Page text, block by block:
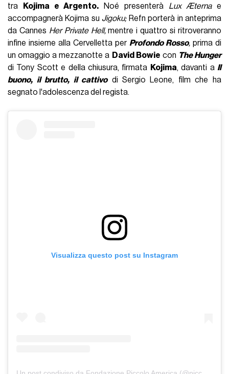
tra
Kojima e Argento. Noé presenterà Lux Æterna e
accompagnerà Kojima su Jigoku;Refn porterà in anteprima
da Cannes Her Private Hell,mentre i quattro si ritroveranno
infine insieme alla Cervelletta per Profondo Rosso, prima di
un omaggio a mezzanotte a David Bowie con The Hunger
di Tony Scott e della chiusura, firmata Kojima, davanti a Il
buono, il brutto, il cattivodi Sergio Leone, film che ha
segnato l'adolescenza del regista.
Visualizza questo post su Instagram